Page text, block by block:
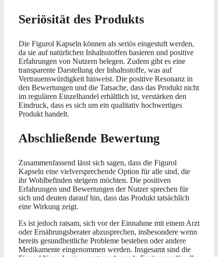
Seriösität des Produkts
Die Figurol Kapseln können als seriös eingestuft werden,
da sie auf natürlichen Inhaltsstoffen basieren und positive
Erfahrungen von Nutzern belegen. Zudem gibt es eine
transparente Darstellung der Inhaltsstoffe, was auf
Vertrauenswürdigkeit hinweist. Die positive Resonanz in
den Bewertungen und die Tatsache, dass das Produkt nicht
im regulären Einzelhandel erhältlich ist, verstärken den
Eindruck, dass es sich um ein qualitativ hochwertiges
Produkt handelt.
Abschließende Bewertung
Zusammenfassend lässt sich sagen, dass die Figurol
Kapseln eine vielversprechende Option für alle sind, die
ihr Wohlbefinden steigern möchten. Die positiven
Erfahrungen und Bewertungen der Nutzer sprechen für
sich und deuten darauf hin, dass das Produkt tatsächlich
eine Wirkung zeigt.
Es ist jedoch ratsam, sich vor der Einnahme mit einem Arzt
oder Ernährungsberater abzusprechen, insbesondere wenn
bereits gesundheitliche Probleme bestehen oder andere
Medikamente eingenommen werden. Insgesamt sind die